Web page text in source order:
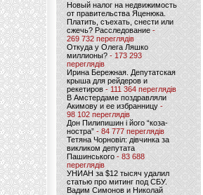
Новый налог на недвижимость
от правительства Яценюка.
Платить, съехать, снести или
сжечь? Расследование-
269 732 переглядів
Откуда у Олега Ляшко
миллионы? - 173 293
переглядів
Ирина Бережная. Депутатская
крыша для рейдеров и
рекетиров - 111 364 переглядів
В Амстердаме поздравляли
Акимову и ее избранницу -
98 102 переглядів
Дон Пилипишин і його “коза-
ностра” - 84 777 переглядів
Тетяна Чорновіл: дівчинка за
викликом депутата
Пашинського- 83 688
переглядів
УНИАН за $12 тысяч удалил
статью про митинг под СБУ.
Вадим Симонов и Николай